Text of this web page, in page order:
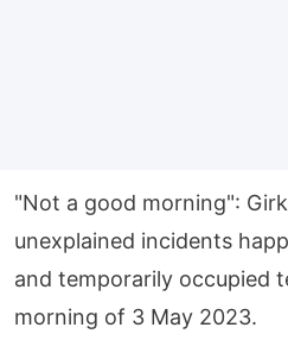
"Not a good morning":
unexplained incidents
and temporarily occupied
morning of 3 May 2023.